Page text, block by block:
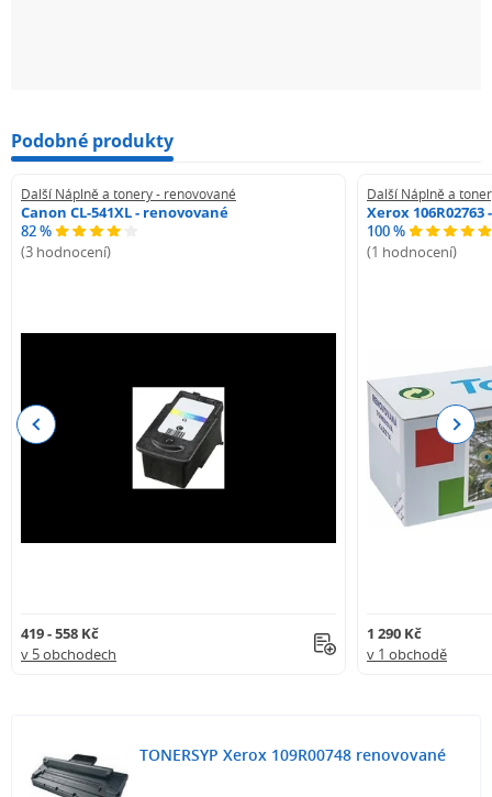
Podobné produkty
Další Náplně a tonery - renovované
Canon CL-541XL - renovované
82 %
(3 hodnocení)
419 - 558 Kč
v 5 obchodech
Další Náplně a
Xerox
100 %
(1 hodnocení)
1 290 Kč
v 1 obchodě
Previous Next
TONERSYP Xerox 109R00748 renovované